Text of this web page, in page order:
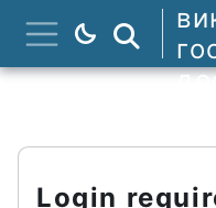
Перейти до
Бокова
Пошук
Login